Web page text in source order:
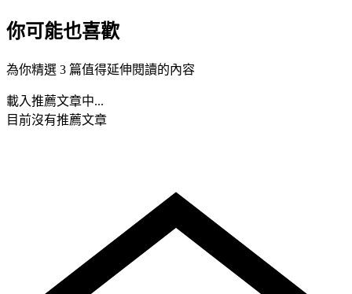
你可能也喜歡
為你精選 3 篇值得延伸閱讀的內容
載入推薦文章中...
目前沒有推薦文章